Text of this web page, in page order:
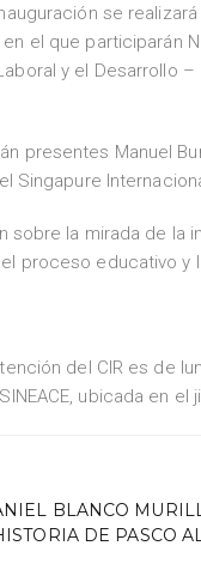
se
en el que participarán
y el Desarrollo –
presentes Manuel
Singapure
sobre la mirada de la
proceso educativo y
del CIR es de
ubicada en el
BLANCO
DE PASCO